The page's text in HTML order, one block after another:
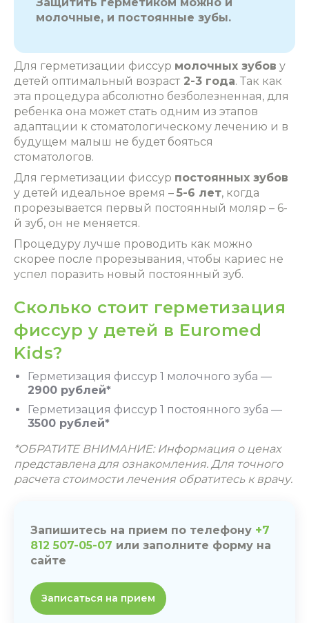
молочные, и постоянные зубы.
Для герметизации фиссур молочных зубов у
детей оптимальный возраст 2-3 года. Так как
эта процедура абсолютно безболезненная, для
ребенка она может стать одним из этапов
адаптации к стоматологическому лечению и в
будущем малыш не будет бояться
стоматологов.
Для герметизации фиссур постоянных зубов
у детей идеальное время – 5-6 лет, когда
прорезывается первый постоянный моляр – 6-
й зуб, он не меняется.
Процедуру лучше проводить как можно
скорее после прорезывания, чтобы кариес не
успел поразить новый‎ постоянный зуб.
Сколько стоит герметизация
фиссур у детей в Euromed
Kids?
Герметизация фиссур 1 молочного зуба —
2900 рублей*
Герметизация фиссур 1 постоянного зуба —
3500 рублей*
*ОБРАТИТЕ ВНИМАНИЕ: Информация о ценах
представлена для ознакомления. Для точного
расчета стоимости лечения обратитесь к врачу.
Запишитесь на прием по телефону +7
812 507-05-07 или заполните форму на
сайте
Записаться на прием